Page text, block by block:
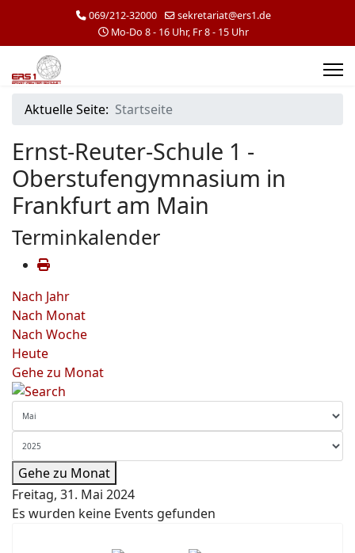
069/212-32000
sekretariat@ers1.de
Mo-Do 8 - 16 Uhr, Fr 8 - 15 Uhr
Aktuelle Seite: Startseite
Ernst-Reuter-Schule 1 -
Oberstufengymnasium in
Frankfurt am Main
Terminkalender
Nach Jahr
Nach Monat
Nach Woche
Heute
Gehe zu Monat
Gehe zu Monat
Freitag, 31. Mai 2024
Es wurden keine Events gefunden